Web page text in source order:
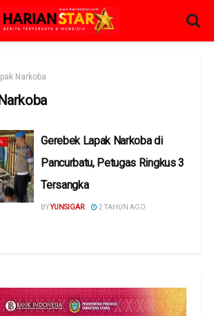
Narkoba
Gerebek Lapak Narkoba di
Pancurbatu, Petugas Ringkus 3
Tersangka
BYYUNSIGAR 2 TAHUN AGO